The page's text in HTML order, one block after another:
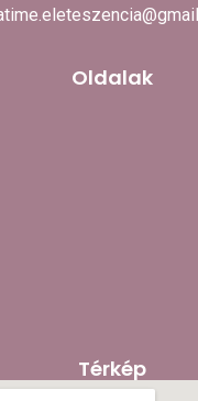
Oldalak
Térkép